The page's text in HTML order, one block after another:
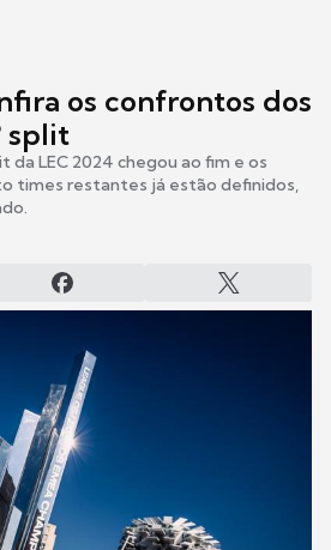
os confrontos dos
split
da LEC 2024 chegou ao fim e os
times restantes já estão definidos,